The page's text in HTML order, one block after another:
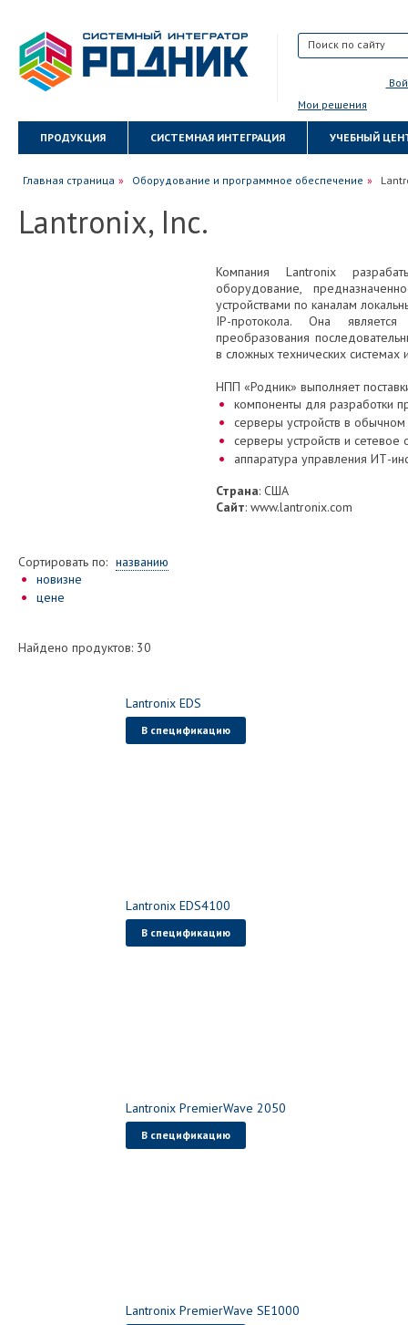
Мои решения
ПРОДУКЦИЯ СИСТЕМНАЯ ИНТЕГРАЦИЯ УЧЕБНЫЙ
Главная страница Оборудование и программное обеспечение
Lantronix, Inc.
Компания Lantronix
оборудование,
устройствами по каналам
IP-протокола. Она
преобразования
в сложных технических системах
НПП «Родник» выполняет
компоненты для разработки
серверы устройств в
серверы устройств и
аппаратура управления ИТ-
Страна: США
Сайт: www.lantronix.com
Сортировать по: названию
новизне
цене
Найдено продуктов: 30
Lantronix EDS
В спецификацию
Lantronix EDS4100
В спецификацию
Lantronix PremierWave 2050
В спецификацию
Lantronix PremierWave SE1000